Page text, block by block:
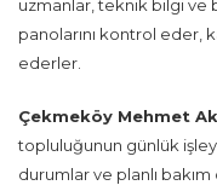
uzmanlar, teknik bilgi ve
panolarını kontrol eder,
ederler.
Çekmeköy Mehmet
topluluğunun günlük
durumlar ve planlı bakım